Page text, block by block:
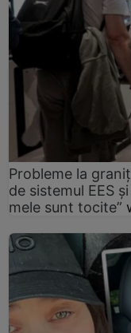
Probleme la
de sistemul EES
mele sunt tocite”